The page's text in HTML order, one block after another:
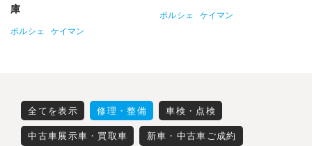
庫
ポルシェ ケイマン
ポルシェ ケイマン
全てを表示 修理・整備 車検・点検
中古車展示車・買取車 新車・中古車ご成約